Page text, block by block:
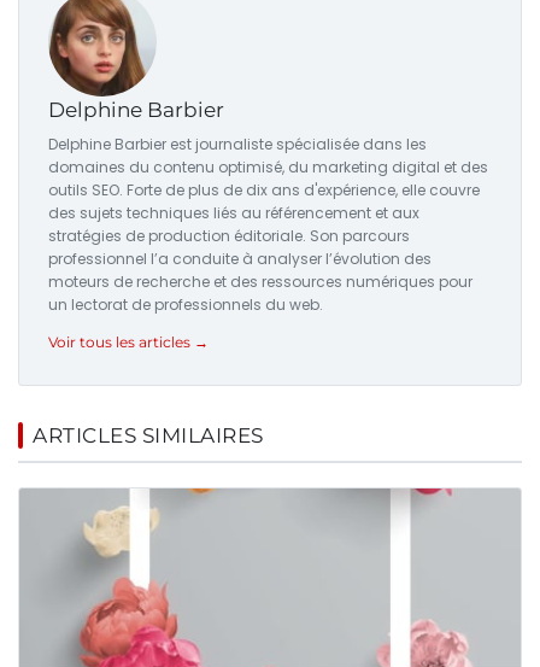
Delphine Barbier
Delphine Barbier est journaliste spécialisée dans les
domaines du contenu optimisé, du marketing digital et des
outils SEO. Forte de plus de dix ans d'expérience, elle couvre
des sujets techniques liés au référencement et aux
stratégies de production éditoriale. Son parcours
professionnel l’a conduite à analyser l’évolution des
moteurs de recherche et des ressources numériques pour
un lectorat de professionnels du web.
Voir tous les articles →
ARTICLES SIMILAIRES